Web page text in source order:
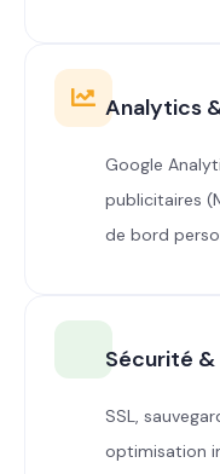
Analytics
Google
publicitaires
de bord
Sécurité
SSL,
optimisation